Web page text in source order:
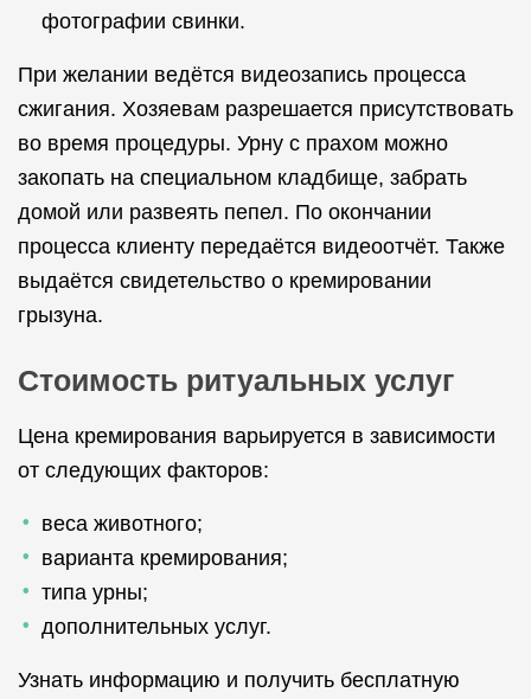
фотографии свинки.
При желании ведётся видеозапись процесса
сжигания. Хозяевам разрешается присутствовать
во время процедуры. Урну с прахом можно
закопать на специальном кладбище, забрать
домой или развеять пепел. По окончании
процесса клиенту передаётся видеоотчёт. Также
выдаётся свидетельство о кремировании
грызуна.
Стоимость ритуальных услуг
Цена кремирования варьируется в зависимости
от следующих факторов:
веса животного;
варианта кремирования;
типа урны;
дополнительных услуг.
Узнать информацию и получить бесплатную